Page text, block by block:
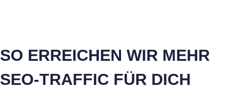
SO ERREICHEN WIR MEHR
SEO-TRAFFIC FÜR DICH